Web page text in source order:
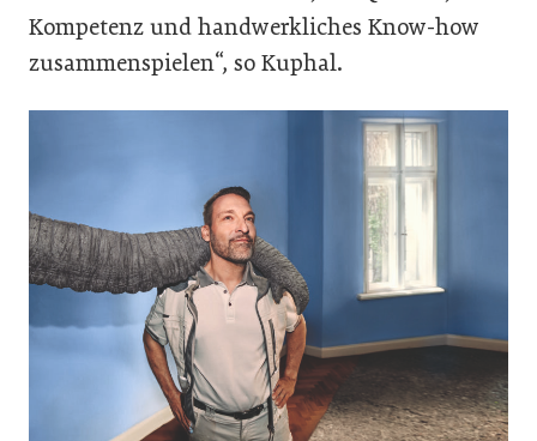
Kompetenz und handwerkliches Know-how
zusammenspielen“, so Kuphal.